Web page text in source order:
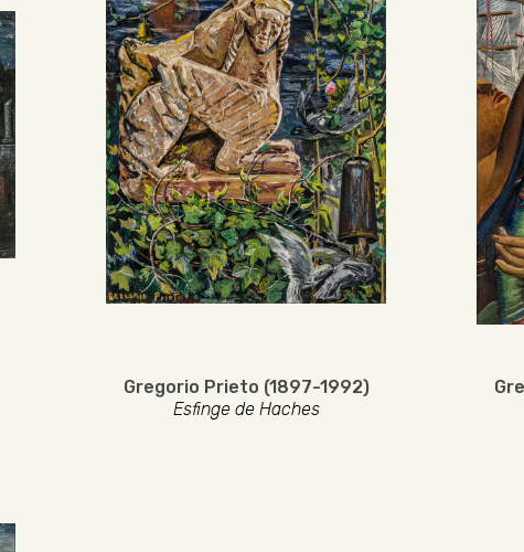
Gregorio Prieto (1897-1992)
Esfinge de Haches